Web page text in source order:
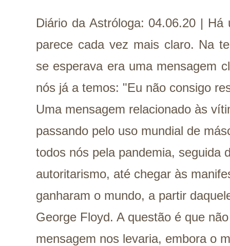
Diário da Astróloga: 04.06.20 |
parece cada vez mais claro. Na
se esperava era uma mensagem
nós já a temos: "Eu não consigo
Uma mensagem relacionado às
passando pelo uso mundial de
todos nós pela pandemia, seguida
autoritarismo, até chegar às
ganharam o mundo, a partir
George Floyd. A questão é que
mensagem nos levaria, embora o